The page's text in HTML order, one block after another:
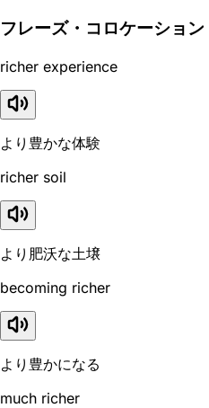
フレーズ・コロケーション
richer experience
より豊かな体験
richer soil
より肥沃な土壌
becoming richer
より豊かになる
much richer